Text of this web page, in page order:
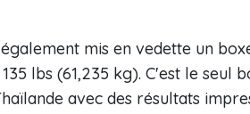
mis en vedette un
lbs (61,235 kg). C'est le seul
avec des résultats